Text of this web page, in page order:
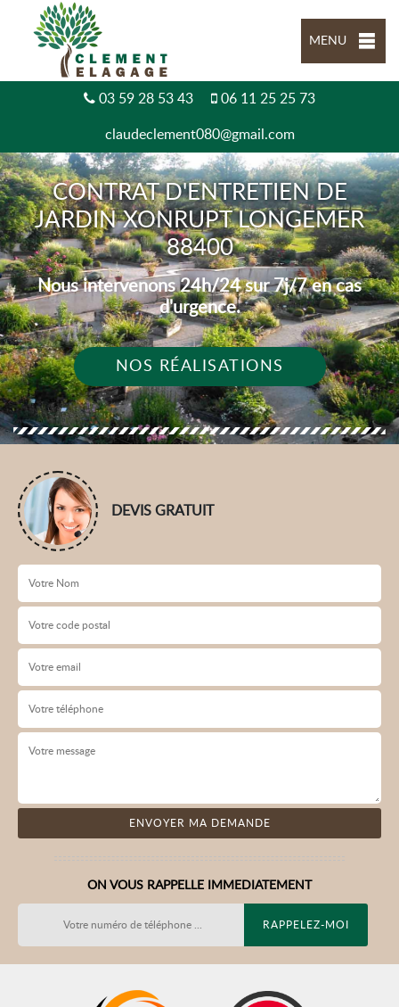
MENU
03 59 28 53 43 06 11 25 25 73
claudeclement080@gmail.com
CONTRAT D'ENTRETIEN DE
JARDIN XONRUPT LONGEMER
88400
Nous intervenons 24h/24 sur 7j/7 en cas
d'urgence.
NOS RÉALISATIONS
DEVIS GRATUIT
ON VOUS RAPPELLE IMMEDIATEMENT